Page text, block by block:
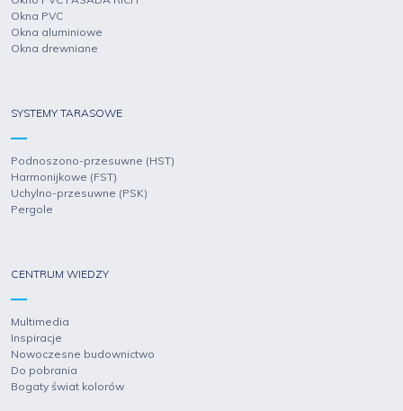
Okna PVC
Okna aluminiowe
Okna drewniane
SYSTEMY TARASOWE
Podnoszono-przesuwne (HST)
Harmonijkowe (FST)
Uchylno-przesuwne (PSK)
Pergole
CENTRUM WIEDZY
Multimedia
Inspiracje
Nowoczesne budownictwo
Do pobrania
Bogaty świat kolorów